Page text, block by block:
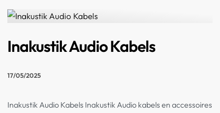
Inakustik Audio Kabels
17/05/2025
Inakustik Audio Kabels Inakustik Audio kabels en accessoires